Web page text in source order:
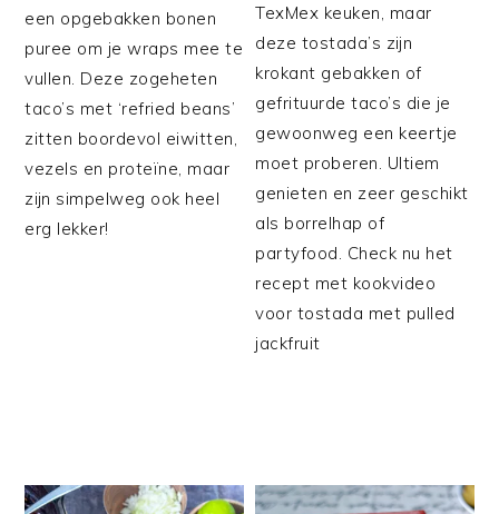
een opgebakken bonen
puree om je wraps mee te
vullen. Deze zogeheten
taco’s met ‘refried beans’
zitten boordevol eiwitten,
vezels en proteïne, maar
zijn simpelweg ook heel
erg lekker!
TexMex keuken, maar
deze tostada’s zijn
krokant gebakken of
gefrituurde taco’s die je
gewoonweg een keertje
moet proberen. Ultiem
genieten en zeer geschikt
als borrelhap of
partyfood. Check nu het
recept met kookvideo
voor tostada met pulled
jackfruit